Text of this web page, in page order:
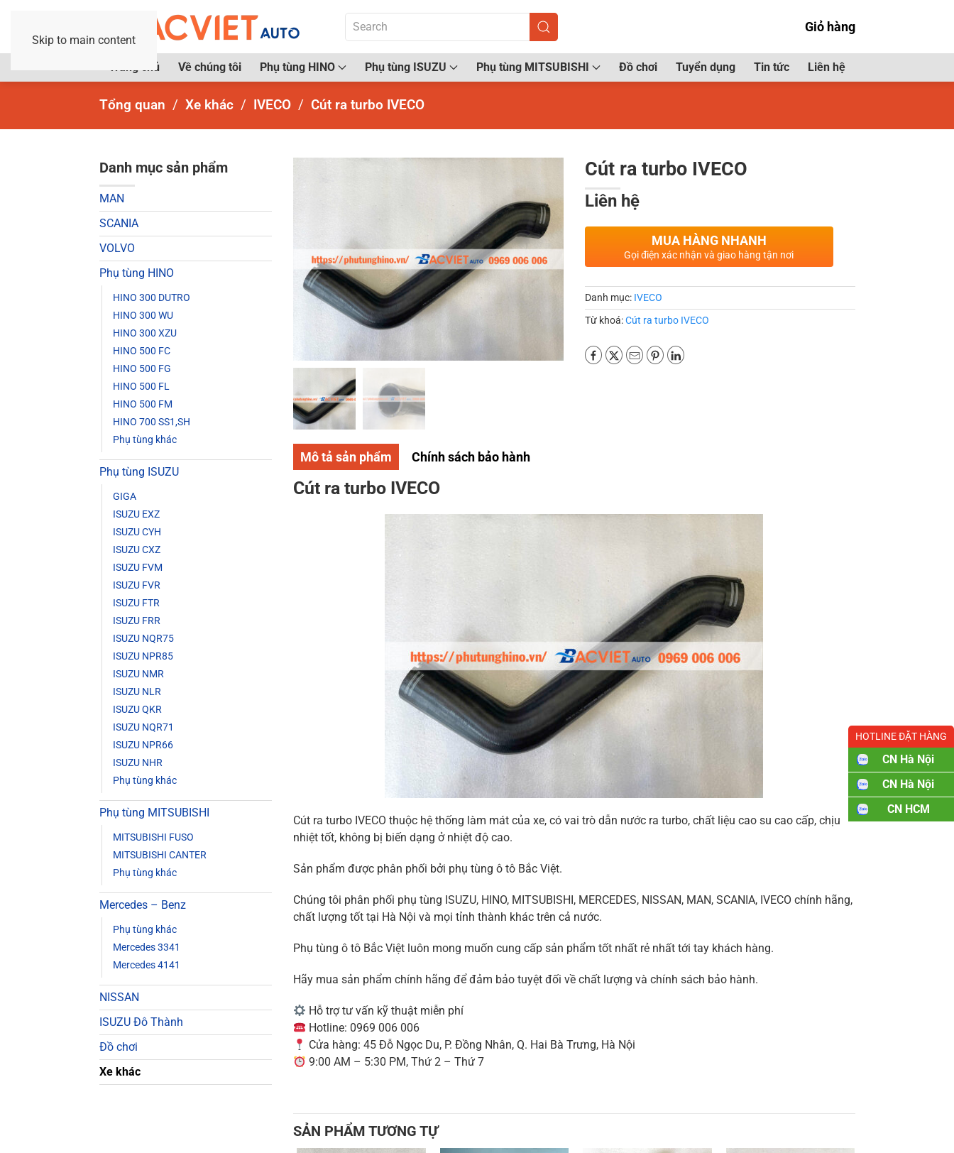
Skip to main content
Giỏ hàng
Trang chủ Về chúng tôi Phụ tùng HINO Phụ tùng ISUZU Phụ tùng MITSUBISHI Đồ chơi Tuyển dụng Tin tức Liên hệ
Tổng quan Xe khác IVECO Cút ra turbo IVECO
Danh mục sản phẩm
MAN
SCANIA
VOLVO
Phụ tùng HINO
HINO 300 DUTRO
HINO 300 WU
HINO 300 XZU
HINO 500 FC
HINO 500 FG
HINO 500 FL
HINO 500 FM
HINO 700 SS1,SH
Phụ tùng khác
Phụ tùng ISUZU
GIGA
ISUZU EXZ
ISUZU CYH
ISUZU CXZ
ISUZU FVM
ISUZU FVR
ISUZU FTR
ISUZU FRR
ISUZU NQR75
ISUZU NPR85
ISUZU NMR
ISUZU NLR
ISUZU QKR
ISUZU NQR71
ISUZU NPR66
ISUZU NHR
Phụ tùng khác
Phụ tùng MITSUBISHI
MITSUBISHI FUSO
MITSUBISHI CANTER
Phụ tùng khác
Mercedes – Benz
Phụ tùng khác
Mercedes 3341
Mercedes 4141
NISSAN
ISUZU Đô Thành
Đồ chơi
Xe khác
Cút ra turbo IVECO
Liên hệ
MUA HÀNG NHANH
Gọi điện xác nhận và giao hàng tận nơi
Danh mục: IVECO
Từ khoá:Cút ra turbo IVECO
Mô tả sản phẩm Chính sách bảo hành
Cút ra turbo IVECO
Cút ra turbo IVECO thuộc hệ thống làm mát của xe, có vai trò dẫn nước ra turbo, chất liệu cao su cao cấp, chịu
nhiệt tốt, không bị biến dạng ở nhiệt độ cao.
Sản phẩm được phân phối bởi phụ tùng ô tô Bắc Việt.
Chúng tôi phân phối phụ tùng ISUZU, HINO, MITSUBISHI, MERCEDES, NISSAN, MAN, SCANIA, IVECO chính hãng,
chất lượng tốt tại Hà Nội và mọi tỉnh thành khác trên cả nước.
Phụ tùng ô tô Bắc Việt luôn mong muốn cung cấp sản phẩm tốt nhất rẻ nhất tới tay khách hàng.
Hãy mua sản phẩm chính hãng để đảm bảo tuyệt đối về chất lượng và chính sách bảo hành.
Hỗ trợ tư vấn kỹ thuật miễn phí
Hotline: 0969 006 006
Cửa hàng: 45 Đỗ Ngọc Du, P. Đồng Nhân, Q. Hai Bà Trưng, Hà Nội
9:00 AM – 5:30 PM, Thứ 2 – Thứ 7
SẢN PHẨM TƯƠNG TỰ
HOTLINE ĐẶT HÀNG
CN Hà Nội
CN Hà Nội
CN HCM